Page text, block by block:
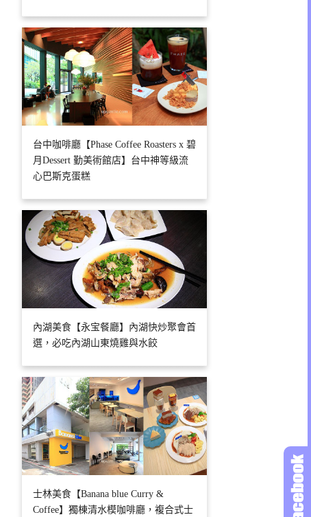
台中咖啡廳【Phase Coffee Roasters x 碧
月Dessert 勤美術館店】台中神等級流
心巴斯克蛋糕
內湖美食【永宝餐廳】內湖快炒聚會首
選，必吃內湖山東燒雞與水餃
士林美食【Banana blue Curry &
Coffee】獨棟清水模咖啡廳，複合式士